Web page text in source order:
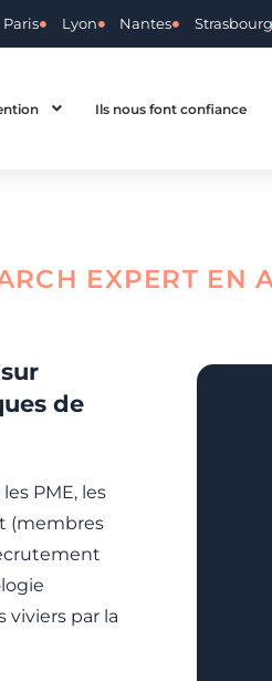
Paris Lyon Nantes Strasbourg
Ils nous font confiance
EXPERT EN
de
PME, les
(membres
par la